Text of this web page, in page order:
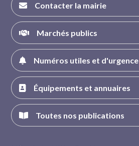
Contacter la mairie
Marchés publics
Numéros utiles et d'urgence
Équipements et annuaires
Toutes nos publications